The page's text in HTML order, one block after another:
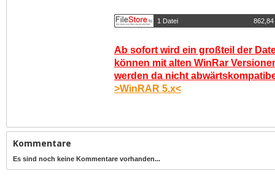
1 Datei 862,84
Ab sofort wird ein großteil der
können mit alten WinRar
werden da nicht
>WinRAR 5.x<
Kommentare
Es sind noch keine Kommentare vorhanden...